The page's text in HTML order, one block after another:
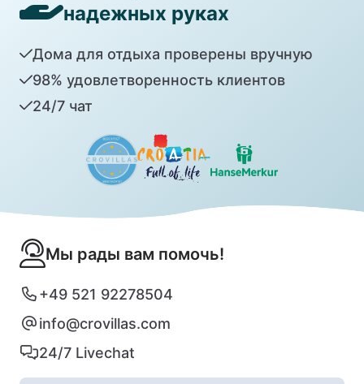
надежных руках
Дома для отдыха проверены вручную
98% удовлетворенность клиентов
24/7 чат
Мы рады вам помочь!
+49 521 92278504
info@crovillas.com
24/7 Livechat